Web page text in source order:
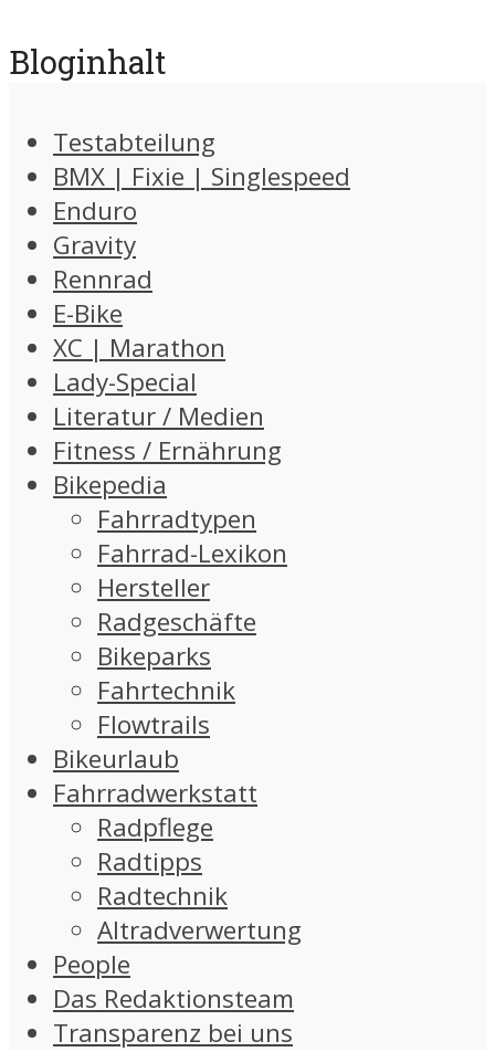
Bloginhalt
Testabteilung
BMX | Fixie | Singlespeed
Enduro
Gravity
Rennrad
E-Bike
XC | Marathon
Lady-Special
Literatur / Medien
Fitness / Ernährung
Bikepedia
Fahrradtypen
Fahrrad-Lexikon
Hersteller
Radgeschäfte
Bikeparks
Fahrtechnik
Flowtrails
Bikeurlaub
Fahrradwerkstatt
Radpflege
Radtipps
Radtechnik
Altradverwertung
People
Das Redaktionsteam
Transparenz bei uns